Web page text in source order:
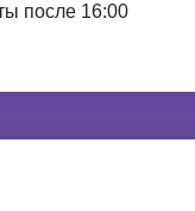
после 16:00